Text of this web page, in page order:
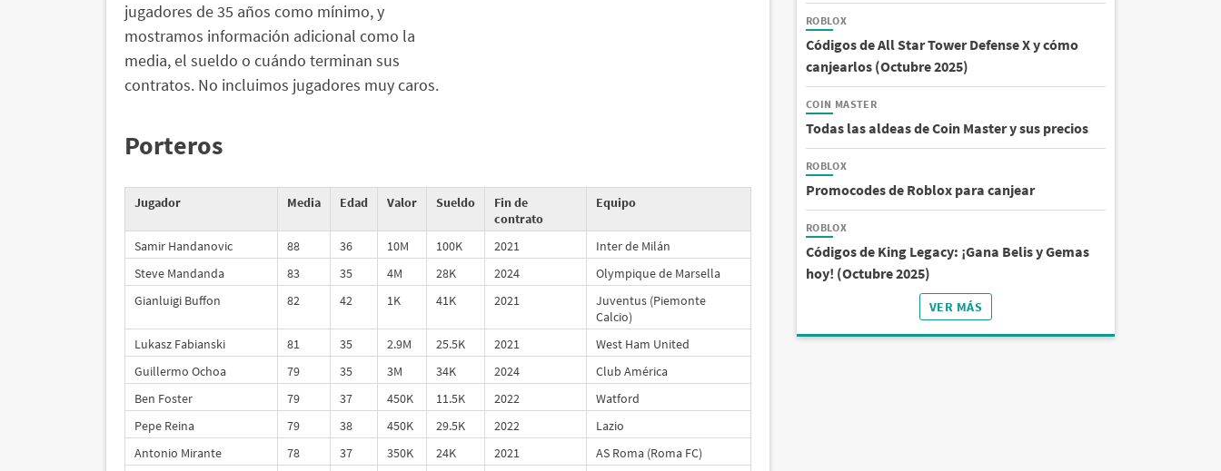
jugadores de 35 años como mínimo, y
mostramos información adicional como la
media, el sueldo o cuándo terminan sus
contratos. No incluimos jugadores muy caros.
Porteros
Jugador Media Edad Valor Sueldo
Fin de
contrato
Equipo
Samir Handanovic 88 36 10M 100K 2021
Inter de Milán
Steve Mandanda
83 35 4M 28K 2024
Olympique de Marsella
Gianluigi Buffon
82 42 1K 41K 2021
Juventus (Piemonte
Calcio)
Lukasz Fabianski
81 35 2.9M 25.5K 2021
West Ham United
Guillermo Ochoa
79 35 3M 34K 2024
Club América
Ben Foster
79 37 450K 11.5K 2022
Watford
Pepe Reina
79 38 450K 29.5K 2022
Lazio
Antonio Mirante
78 37 350K 24K 2021
AS Roma (Roma FC)
ROBLOX
Códigos de All Star Tower Defense X y cómo
canjearlos (Octubre 2025)
COIN MASTER
Todas las aldeas de Coin Master y sus precios
ROBLOX
Promocodes de Roblox para canjear
ROBLOX
Códigos de King Legacy: ¡Gana Belis y Gemas
hoy! (Octubre 2025)
VER MÁS